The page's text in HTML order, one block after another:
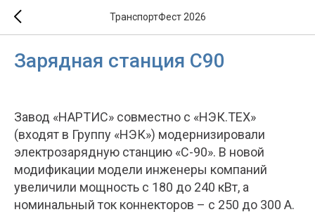
ТранспортФест 2026
Зарядная станция С90
Завод «НАРТИС» совместно с «НЭК.ТЕХ»
(входят в Группу «НЭК») модернизировали
электрозарядную станцию «С-90». В новой
модификации модели инженеры компаний
увеличили мощность с 180 до 240 кВт, а
номинальный ток коннекторов – с 250 до 300 А.